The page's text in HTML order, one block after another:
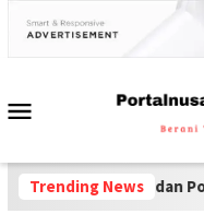
Trending News
dan Ponsel Desak